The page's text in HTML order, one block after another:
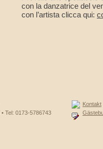
con la danzatrice del
con l’artista clicca qui:
Tel: 0173-5786743
Kontakt